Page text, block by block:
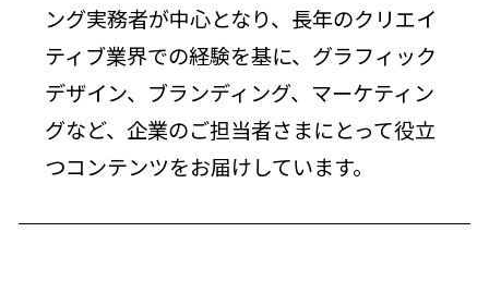
ング実務者が中心となり、長年のクリエイ
ティブ業界での経験を基に、グラフィック
デザイン、ブランディング、マーケティン
グなど、企業のご担当者さまにとって役立
つコンテンツをお届けしています。